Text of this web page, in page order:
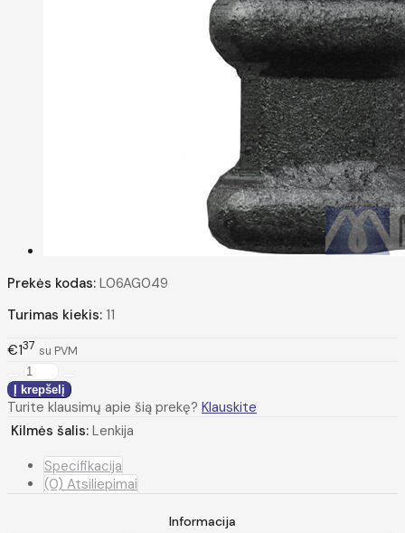
Prekės kodas: L06AG049
Turimas kiekis: 11
€137 su PVM
Turite klausimų apie šią prekę? Klauskite
Kilmės šalis: Lenkija
Specifikacija
(0) Atsiliepimai
Informacija